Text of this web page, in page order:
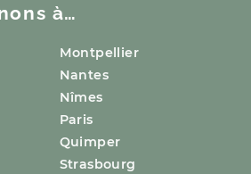
à…
Montpellier
Nantes
Nîmes
Paris
Quimper
Strasbourg